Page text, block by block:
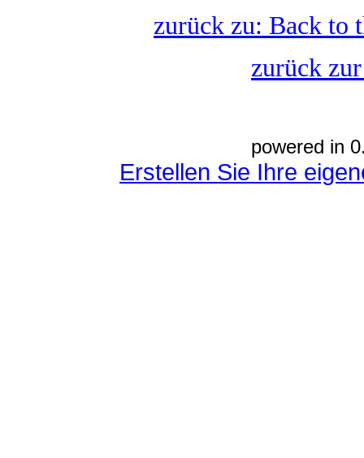
zurück zu: Back to
zurück
powered in
Erstellen Sie Ihre